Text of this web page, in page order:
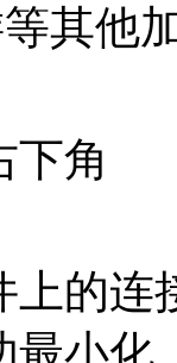
其他
下角
上的连
最小化